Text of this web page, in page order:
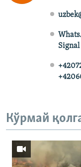
Signal
Кўрмай